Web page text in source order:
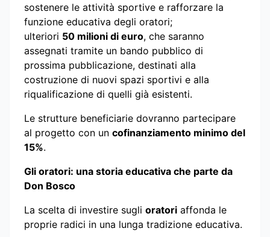
sostenere le attività sportive e rafforzare la
funzione educativa degli oratori;
ulteriori 50 milioni di euro, che saranno
assegnati tramite un bando pubblico di
prossima pubblicazione, destinati alla
costruzione di nuovi spazi sportivi e alla
riqualificazione di quelli già esistenti.
Le strutture beneficiarie dovranno partecipare
al progetto con un cofinanziamento minimo del
15%.
Gli oratori: una storia educativa che parte da
Don Bosco
La scelta di investire sugli oratori affonda le
proprie radici in una lunga tradizione educativa.